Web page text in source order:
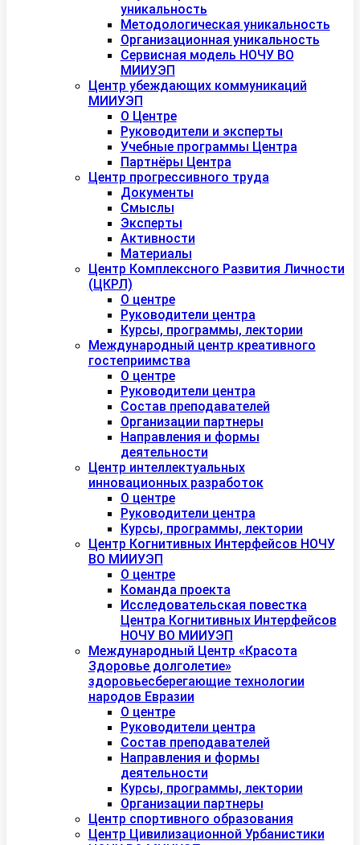
уникальность
Методологическая уникальность
Организационная уникальность
Сервисная модель НОЧУ ВО
МИИУЭП
Центр убеждающих коммуникаций
МИИУЭП
О Центре
Руководители и эксперты
Учебные программы Центра
Партнёры Центра
Центр прогрессивного труда
Документы
Смыслы
Эксперты
Активности
Материалы
Центр Комплексного Развития Личности
(ЦКРЛ)
О центре
Руководители центра
Курсы, программы, лектории
Международный центр креативного
гостеприимства
О центре
Руководители центра
Состав преподавателей
Организации партнеры
Направления и формы
деятельности
Центр интеллектуальных
инновационных разработок
О центре
Руководители центра
Курсы, программы, лектории
Центр Когнитивных Интерфейсов НОЧУ
ВО МИИУЭП
О центре
Команда проекта
Исследовательская повестка
Центра Когнитивных Интерфейсов
НОЧУ ВО МИИУЭП
Международный Центр «Красота
Здоровье долголетие»
здоровьесберегающие технологии
народов Евразии
О центре
Руководители центра
Состав преподавателей
Направления и формы
деятельности
Курсы, программы, лектории
Организации партнеры
Центр спортивного образования
Центр Цивилизационной Урбанистики